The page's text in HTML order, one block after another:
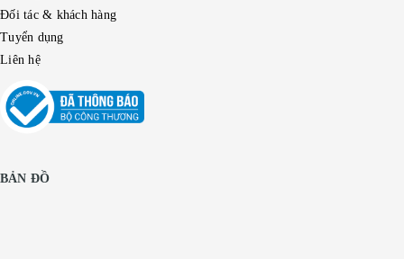
Đối tác & khách hàng
Tuyển dụng
Liên hệ
BẢN ĐỒ